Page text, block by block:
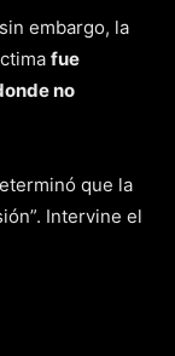
embargo, la
fue
no
que la
Intervine el